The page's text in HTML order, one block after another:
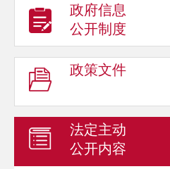
政府信息
公开制度
政策文件
法定主动
公开内容